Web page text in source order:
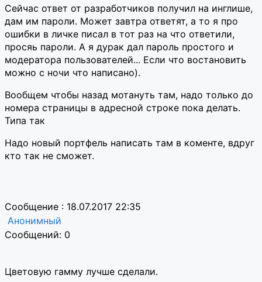
Сейчас ответ от разработчиков получил на инглише,
дам им пароли. Может завтра ответят, а то я про
ошибки в личке писал в тот раз на что ответили,
просяь пароли. А я дурак дал пароль простого и
модератора пользователей... Если что востановить
можно с ночи что написано).
Вообщем чтобы назад мотануть там, надо только до
номера страницы в адресной строке пока делать.
Типа так
Надо новый портфель написать там в коменте, вдруг
кто так не сможет.
Сообщение : 18.07.2017 22:35
Анонимный
Сообщений: 0
Цветовую гамму лучше сделали.